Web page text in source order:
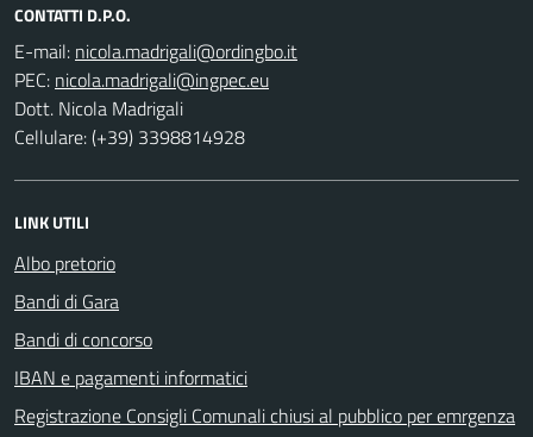
CONTATTI D.P.O.
E-mail:
PEC:
Dott. Nicola Madrigali
Cellulare: (+39) 3398814928
LINK UTILI
Albo pretorio
Bandi di Gara
Bandi di concorso
IBAN e pagamenti informatici
Registrazione Consigli Comunali chiusi al pubblico per emrgenza